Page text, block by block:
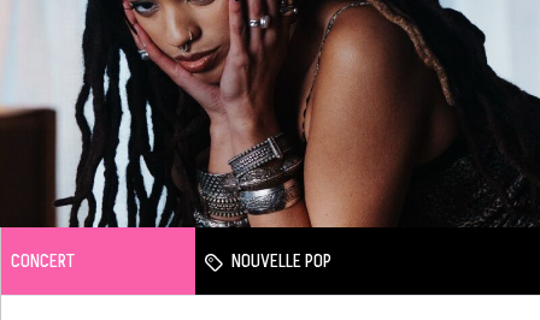
CONCERT NOUVELLE POP